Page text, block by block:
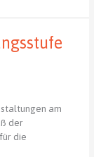
am
der
die